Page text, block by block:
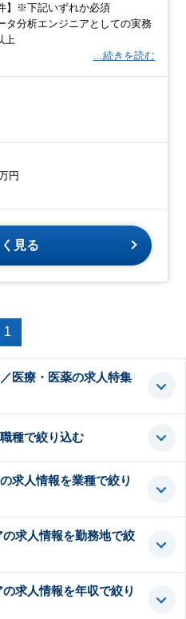
】※下記いずれか必須
タ分析エンジニアとしての実務
上
…続きを読む
円
見る
1
医療・医薬の求人特集
種で絞り込む
求人情報を業種で絞り
求人情報を勤務地で絞
求人情報を年収で絞り